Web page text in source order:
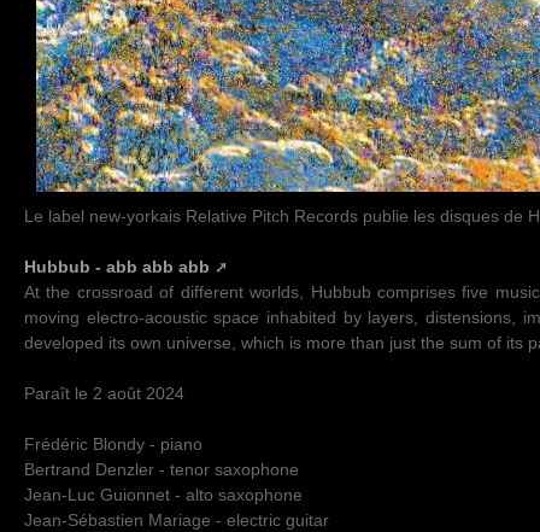
Le label new-yorkais Relative Pitch Records publie les disques de
Hubbub - abb abb abb
At the crossroad of different worlds, Hubbub comprises five
moving electro-acoustic space inhabited by layers, distensions,
developed its own universe, which is more than just the sum of its
Paraît le 2 août 2024
Frédéric Blondy - piano
Bertrand Denzler - tenor saxophone
Jean-Luc Guionnet - alto saxophone
Jean-Sébastien Mariage - electric guitar